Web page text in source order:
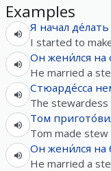
Examples
Я начал де́лать
I started to
Он жени́лся на
He married a
Стюарде́сса
The stewardess
Том
Tom made stew
Он жени́лся на
He married a